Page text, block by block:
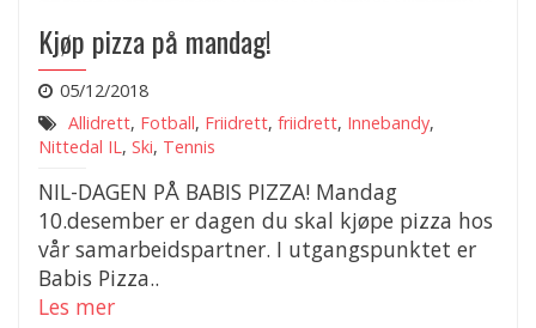
Kjøp pizza på mandag!
05/12/2018
Allidrett, Fotball, Friidrett, friidrett, Innebandy,
Nittedal IL, Ski, Tennis
NIL-DAGEN PÅ BABIS PIZZA! Mandag
10.desember er dagen du skal kjøpe pizza hos
vår samarbeidspartner. I utgangspunktet er
Babis Pizza..
Les mer